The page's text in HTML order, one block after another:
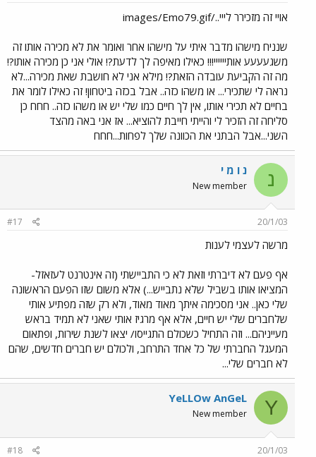
אויי זה מזכירר לייי../images/Emo79.gif
שנניח מישהו מדבר איתי על מישהו אחר ואומר את לא מכירה אותו זה
משגעעעע אותיייייי!!! כאילו מאיפה לך לדעת?! אולי אני כן מכירה אותו?!
מה זה הקביעת עובדה הזאת?! מילא אני לא חושבת שאת מכירה...לא
נראה לי שתכירי... או משהו כזה.. אבל בכזה ביטחון! זה כאילו לומר את
בחיים לא תכירי אותו, אין לך חיים כמו שלי יש או משהו כזה.. חחח כן
סליחה זה הזכיר לי והייתי חייבת להוציא... אז אני באה מהצד
השני...אבל הבתני את הכוונה שלך לפחות...חחח
נ נ ו מ י
New member
20/1/03
#17
מרשה לעצמי לענות
אף פעם לא דיברתי וזאת לא כי התביישתי (זה אינטרנט לעזאזל-
המציאו אותו בשביל שלא נתבייש...) אלא משום שזו הפעם הראשונה
שלי כאן.. אני מסכימה איתך מאוד מאוד, ולא רק שזה מפתיע אותי
שלחברים שלי יש חיים, אלא אף מרגיז אותי שאני לא תמיד בראש
מעייניהם... וזה התחיל כשכולם התגייסו/ יצאו לשנת שירות, ופתאום
המעגל החברתי של כל אחד התרחב, ולכולם יש חברים חדשים, שהם
לא חברים שלי...
Y
YeLLOw AnGeL
New member
20/1/03
#18